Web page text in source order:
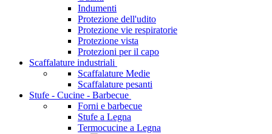
Indumenti
Protezione dell'udito
Protezione vie respiratorie
Protezione vista
Protezioni per il capo
Scaffalature industriali
Scaffalature Medie
Scaffalature pesanti
Stufe - Cucine - Barbecue
Forni e barbecue
Stufe a Legna
Termocucine a Legna